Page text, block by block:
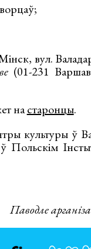
вул.
(01-231
настаронцы.
культуры ў
Польскім
Паводле